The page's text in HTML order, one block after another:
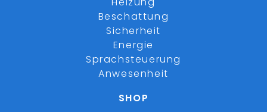
Beschattung
Sicherheit
Energie
Sprachsteuerung
Anwesenheit
SHOP